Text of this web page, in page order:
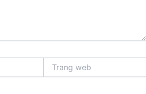
web